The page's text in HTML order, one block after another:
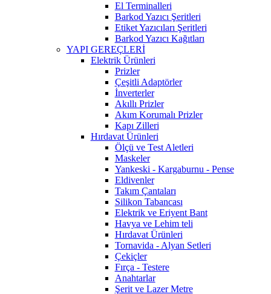
El Terminalleri
Barkod Yazıcı Şeritleri
Etiket Yazıcıları Şeritleri
Barkod Yazıcı Kağıtları
YAPI GEREÇLERİ
Elektrik Ürünleri
Prizler
Çeşitli Adaptörler
İnverterler
Akıllı Prizler
Akım Korumalı Prizler
Kapı Zilleri
Hırdavat Ürünleri
Ölçü ve Test Aletleri
Maskeler
Yankeski - Kargaburnu - Pense
Eldivenler
Takım Çantaları
Silikon Tabancası
Elektrik ve Eriyent Bant
Havya ve Lehim teli
Hırdavat Ürünleri
Tornavida - Alyan Setleri
Çekiçler
Fırça - Testere
Anahtarlar
Şerit ve Lazer Metre